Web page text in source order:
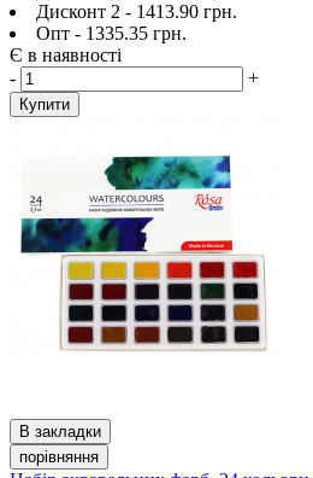
Дисконт 2 - 1413.90 грн.
Опт - 1335.35 грн.
Є в наявності
-
+
Купити
В закладки
порівняння